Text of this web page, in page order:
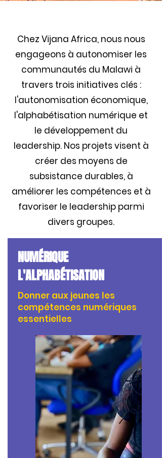
Chez Vijana Africa, nous nous
engageons à autonomiser les
communautés du Malawi à
travers trois initiatives clés :
l'autonomisation économique,
l'alphabétisation numérique et
le développement du
leadership. Nos projets visent à
créer des moyens de
subsistance durables, à
améliorer les compétences et à
favoriser le leadership parmi
divers groupes.
NUMÉRIQUE
L'ALPHABÉTISATION
Donner aux jeunes les
compétences numériques
essentielles